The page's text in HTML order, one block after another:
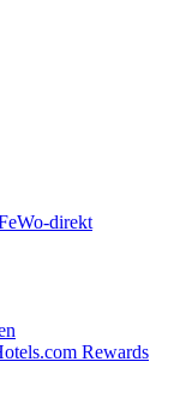
direkt
Rewards